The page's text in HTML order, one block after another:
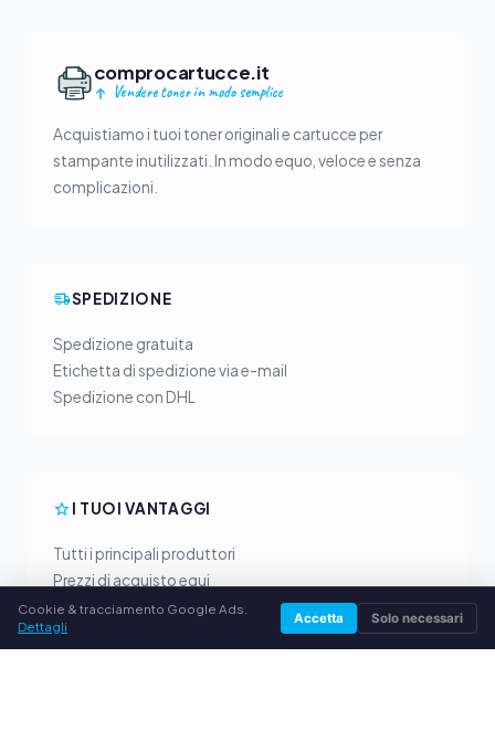
comprocartucce.it
Vendere toner in modo semplice
Acquistiamo i tuoi toner originali e cartucce per
stampante inutilizzati. In modo equo, veloce e senza
complicazioni.
SPEDIZIONE
Spedizione gratuita
Etichetta di spedizione via e-mail
Spedizione con DHL
I TUOI VANTAGGI
Tutti i principali produttori
Prezzi di acquisto equi
Pagamento anticipato via PayPal
Consulenza personalizzata
Cookie & tracciamento Google Ads.
Dettagli
Accetta Solo necessari